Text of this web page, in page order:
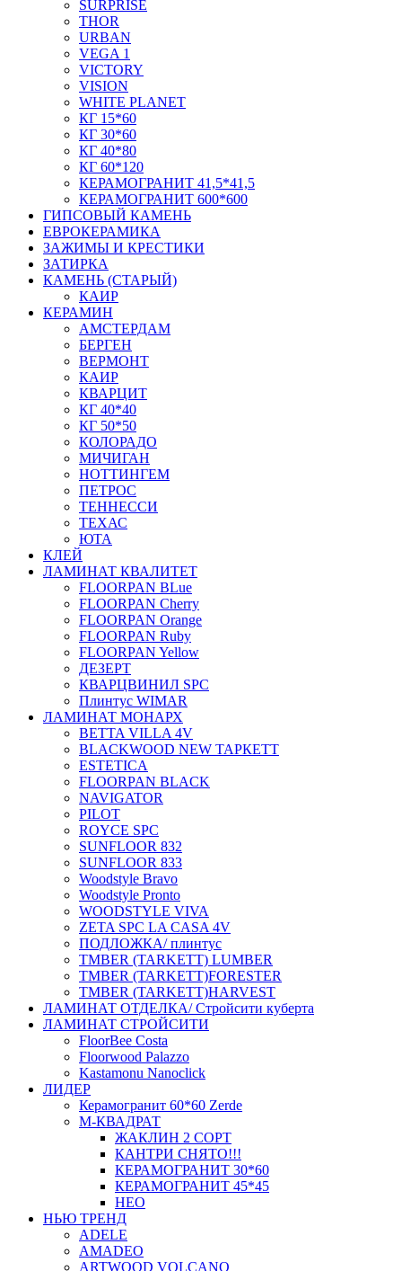
SURPRISE
THOR
URBAN
VEGA 1
VICTORY
VISION
WHITE PLANET
КГ 15*60
КГ 30*60
КГ 40*80
КГ 60*120
КЕРАМОГРАНИТ 41,5*41,5
КЕРАМОГРАНИТ 600*600
ГИПСОВЫЙ КАМЕНЬ
ЕВРОКЕРАМИКА
ЗАЖИМЫ И КРЕСТИКИ
ЗАТИРКА
КАМЕНЬ (СТАРЫЙ)
КАИР
КЕРАМИН
АМСТЕРДАМ
БЕРГЕН
ВЕРМОНТ
КАИР
КВАРЦИТ
КГ 40*40
КГ 50*50
КОЛОРАДО
МИЧИГАН
НОТТИНГЕМ
ПЕТРОС
ТЕННЕССИ
ТЕХАС
ЮТА
КЛЕЙ
ЛАМИНАТ КВАЛИТЕТ
FLOORPAN BLue
FLOORPAN Cherry
FLOORPAN Orange
FLOORPAN Ruby
FLOORPAN Yellow
ДЕЗЕРТ
КВАРЦВИНИЛ SPC
Плинтус WIMAR
ЛАМИНАТ МОНАРХ
BETTA VILLA 4V
BLACKWOOD NEW ТАРКЕТТ
ESTETICA
FLOORPAN BLACK
NAVIGATOR
PILOT
ROYCE SPC
SUNFLOOR 832
SUNFLOOR 833
Woodstyle Bravo
Woodstyle Pronto
WOODSTYLE VIVA
ZETA SPC LA CASA 4V
ПОДЛОЖКА/ плинтус
ТMBER (TARKETT) LUMBER
ТMBER (TARKETT)FORESTER
ТMBER (TARKETT)HARVEST
ЛАМИНАТ ОТДЕЛКА/ Стройсити куберта
ЛАМИНАТ СТРОЙСИТИ
FloorBee Costa
Floorwood Palazzo
Kastamonu Nanoclick
ЛИДЕР
Керамогранит 60*60 Zerde
М-КВАДРАТ
ЖАКЛИН 2 СОРТ
КАНТРИ СНЯТО!!!
КЕРАМОГРАНИТ 30*60
КЕРАМОГРАНИТ 45*45
НЕО
НЬЮ ТРЕНД
ADELE
AMADEO
ARTWOOD VOLCANO